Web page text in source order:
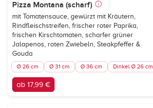
Pizza Montana (scharf)
mit Tomatensauce, gewürzt mit Kräutern,
Rindfleischstreifen, frischer roter Paprika,
frischen Kirschtomaten, scharfer grüner
Jalapenos, roten Zwiebeln, Steakpfeffer &
Gouda
Ø 26 cm Ø 31 cm Ø 36 cm Dinkel Ø 26 cm
ab 17,99 €